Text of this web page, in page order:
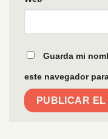
Guarda mi
este navegador